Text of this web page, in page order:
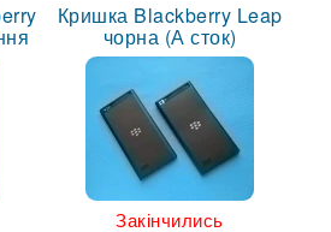
Кришка Blackberry Leap
чорна (А сток)
Закінчились